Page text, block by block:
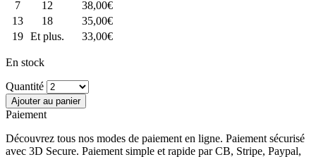
7
12 38,00€
13
18 35,00€
19 Et plus. 33,00€
En stock
Quantité
Ajouter au panier
Paiement
Découvrez tous nos modes de paiement en ligne. Paiement sécurisé
avec 3D Secure. Paiement simple et rapide par CB, Stripe, Paypal,